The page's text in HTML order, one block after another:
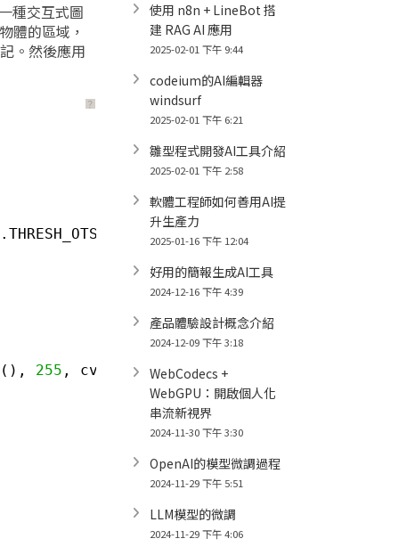
種交互式圖
體的區域，
。然後應用
？
(), 255 , cv2.THRESH_BINARY)
使用 n8n + LineBot 搭
建 RAG AI 應用
2025-02-01 下午 9:44
codeium的AI編輯器
windsurf
2025-02-01 下午 6:21
雛型程式開發AI工具介紹
2025-02-01 下午 2:58
軟體工程師如何善用AI提
升生產力
2025-01-16 下午 12:04
好用的簡報生成AI工具
2024-12-16 下午 4:39
產品體驗設計概念介紹
2024-12-09 下午 3:18
WebCodecs +
WebGPU：開啟個人化
串流新視界
2024-11-30 下午 3:30
OpenAI的模型微調過程
2024-11-29 下午 5:51
LLM模型的微調
2024-11-29 下午 4:06